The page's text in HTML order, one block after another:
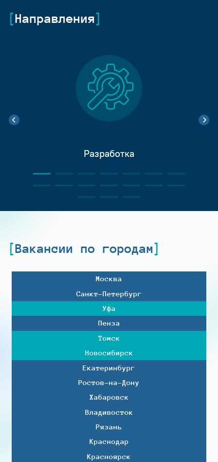
Направления
Разработка
Вакансии по городам
Москва
Санкт-Петербург
Уфа
Пенза
Томск
Новосибирск
Екатеринбург
Ростов-на-Дону
Хабаровск
Владивосток
Рязань
Краснодар
Красноярск